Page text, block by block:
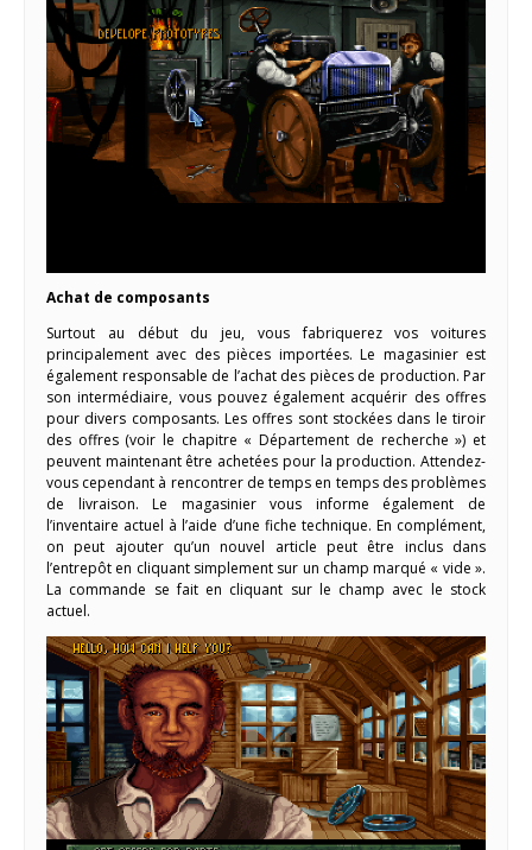
Achat de composants
Surtout au début du jeu, vous fabriquerez vos voitures
principalement avec des pièces importées. Le magasinier est
également responsable de l’achat des pièces de production. Par
son intermédiaire, vous pouvez également acquérir des offres
pour divers composants. Les offres sont stockées dans le tiroir
des offres (voir le chapitre « Département de recherche ») et
peuvent maintenant être achetées pour la production. Attendez-
vous cependant à rencontrer de temps en temps des problèmes
de livraison. Le magasinier vous informe également de
l’inventaire actuel à l’aide d’une fiche technique. En complément,
on peut ajouter qu’un nouvel article peut être inclus dans
l’entrepôt en cliquant simplement sur un champ marqué « vide ».
La commande se fait en cliquant sur le champ avec le stock
actuel.